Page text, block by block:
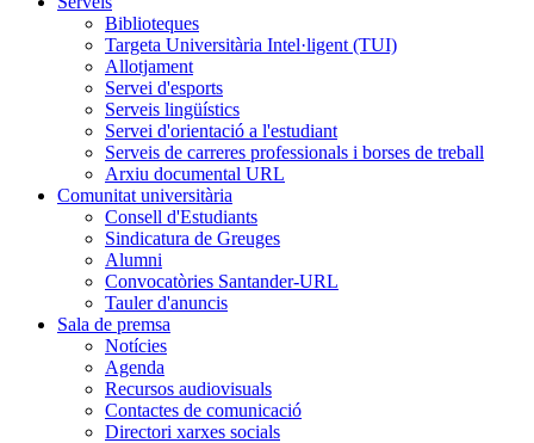
Biblioteques
Targeta Universitària Intel·ligent (TUI)
Allotjament
Servei d'esports
Serveis lingüístics
Servei d'orientació a l'estudiant
Serveis de carreres professionals i borses de treball
Arxiu documental URL
Comunitat universitària
Consell d'Estudiants
Sindicatura de Greuges
Alumni
Convocatòries Santander-URL
Tauler d'anuncis
Sala de premsa
Notícies
Agenda
Recursos audiovisuals
Contactes de comunicació
Directori xarxes socials